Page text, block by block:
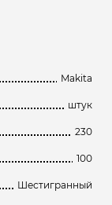
Makita
штук
230
100
Шестигранный